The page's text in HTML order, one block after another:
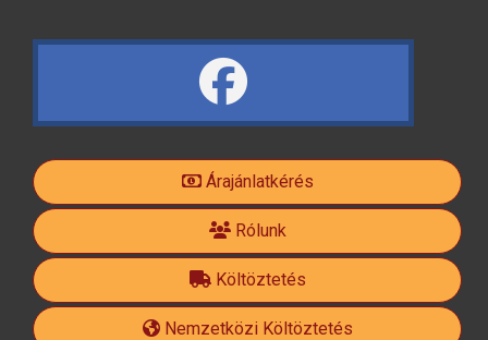
fa
fa-
facebook-
official
Árajánlatkérés
Rólunk
Költöztetés
Nemzetközi Költöztetés